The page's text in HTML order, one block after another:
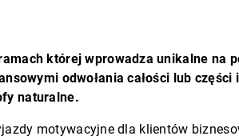
której wprowadza unikalne na
odwołania całości lub części
naturalne.
motywacyjne dla klientów